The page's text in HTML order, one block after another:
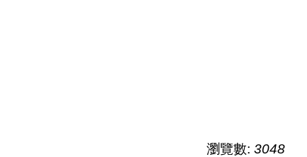
瀏覽數: 3048